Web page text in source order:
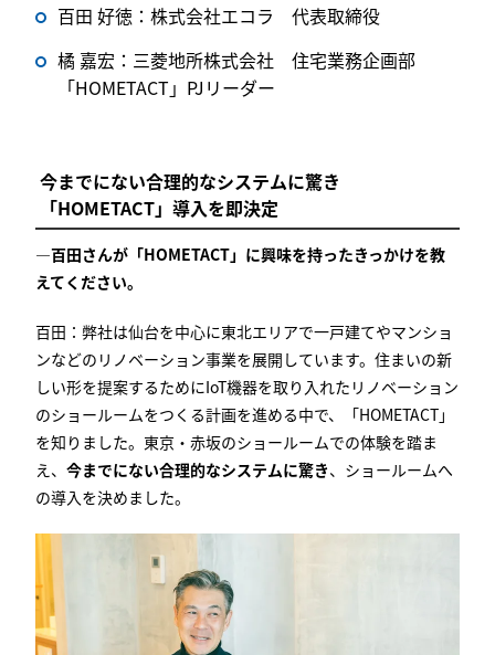
百田 好徳：株式会社エコラ 代表取締役
橘 嘉宏：三菱地所株式会社 住宅業務企画部
「HOMETACT 」 PJ リーダー
今までにない合理的なシステムに驚き
「HOMETACT」導入を即決定
―百田さんが「HOMETACT」に興味を持ったきっかけを教
えてください。
百田：弊社は仙台を中心に東北エリアで一戸建てやマンショ
ンなどのリノベーション事業を展開しています。住まいの新
しい形を提案するためにIoT機器を取り入れたリノベーション
のショールームをつくる計画を進める中で、「HOMETACT」
を知りました。東京・赤坂のショールームでの体験を踏ま
え、 今までにない合理的なシステムに驚き、ショールームへ
の導入を決めました。